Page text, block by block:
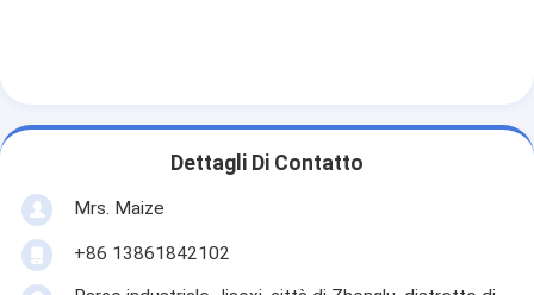
Essiccatore a letto fluidizzato di vibrazione
Essiccatore di vuoto di microonda
Essiccatore di spruzzo di pressione
Dettagli Di Contatto
Mrs. Maize
+86 13861842102